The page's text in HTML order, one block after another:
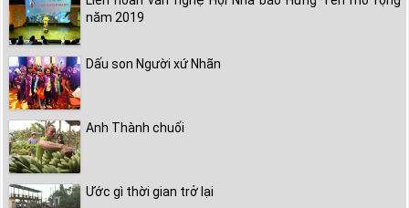
năm 2019
Dấu son Người xứ Nhãn
Anh Thành chuối
Ước gì thời gian trở lại